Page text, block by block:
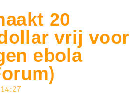
20
vrij voor
ebola
14:27